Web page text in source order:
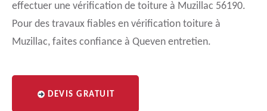
effectuer une vérification de toiture à Muzillac 56190.
Pour des travaux fiables en vérification toiture à
Muzillac, faites confiance à Queven entretien.
DEVIS GRATUIT